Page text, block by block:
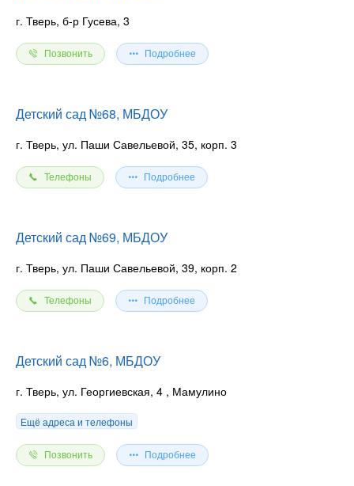
г. Тверь, б-р Гусева, 3
Позвонить Подробнее
Детский сад №68, МБДОУ
г. Тверь, ул. Паши Савельевой, 35, корп. 3
Телефоны Подробнее
Детский сад №69, МБДОУ
г. Тверь, ул. Паши Савельевой, 39, корп. 2
Телефоны Подробнее
Детский сад №6, МБДОУ
г. Тверь, ул. Георгиевская, 4 , Мамулино
Ещё адреса и телефоны
Позвонить Подробнее